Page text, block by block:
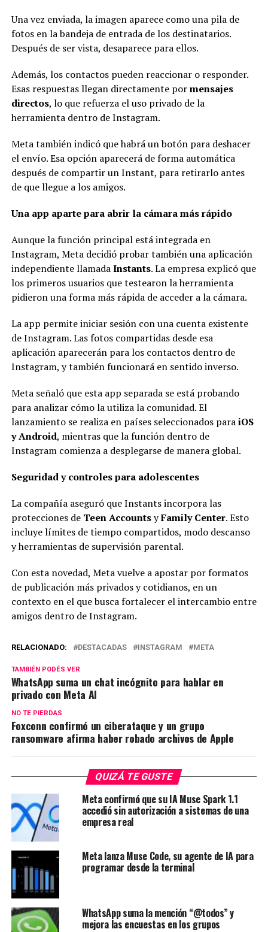
Una vez enviada, la imagen aparece como una pila de
fotos en la bandeja de entrada de los destinatarios.
Después de ser vista, desaparece para ellos.
Además, los contactos pueden reaccionar o responder.
Esas respuestas llegan directamente pormensajes
directos, lo que refuerza el uso privado de la
herramienta dentro de Instagram.
Meta también indicó que habrá un botón para deshacer
el envío. Esa opción aparecerá de forma automática
después de compartir un Instant, para retirarlo antes
de que llegue a los amigos.
Una app aparte para abrir la cámara más rápido
Aunque la función principal está integrada en
Instagram, Meta decidió probar también una aplicación
independiente llamadaInstants. La empresa explicó que
los primeros usuarios que testearon la herramienta
pidieron una forma más rápida de acceder a la cámara.
La app permite iniciar sesión con una cuenta existente
de Instagram. Las fotos compartidas desde esa
aplicación aparecerán para los contactos dentro de
Instagram, y también funcionará en sentido inverso.
Meta señaló que esta app separada se está probando
para analizar cómo la utiliza la comunidad. El
lanzamiento se realiza en países seleccionados paraiOS
y Android, mientras que la función dentro de
Instagram comienza a desplegarse de manera global.
Seguridad y controles para adolescentes
La compañía aseguró que Instants incorpora las
protecciones de Teen AccountsyFamily Center. Esto
incluye límites de tiempo compartidos, modo descanso
y herramientas de supervisión parental.
Con esta novedad, Meta vuelve a apostar por formatos
de publicación más privados y cotidianos, en un
contexto en el que busca fortalecer el intercambio entre
amigos dentro de Instagram.
RELACIONADO: DESTACADAS INSTAGRAM META
TAMBIÉN PODÉS VER
WhatsApp suma un chat incógnito para hablar en
privado con Meta AI
NO TE PIERDAS
Foxconn confirmó un ciberataque y un grupo
ransomware afirma haber robado archivos de Apple
QUIZÁ TE GUSTE
Meta confirmó que su IA Muse Spark 1.1
accedió sin autorización a sistemas de una
empresa real
Meta lanza Muse Code, su agente de IA para
programar desde la terminal
WhatsApp suma la mención “@todos” y
mejora las encuestas en los grupos